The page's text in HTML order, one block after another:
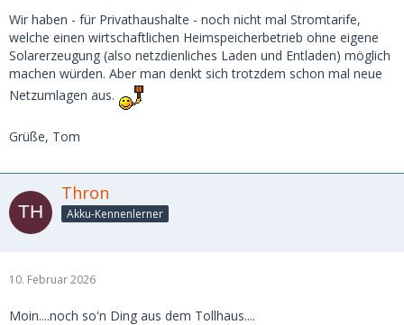
Wir haben - für Privathaushalte - noch nicht mal Stromtarife,
welche einen wirtschaftlichen Heimspeicherbetrieb ohne eigene
Solarerzeugung (also netzdienliches Laden und Entladen) möglich
machen würden. Aber man denkt sich trotzdem schon mal neue
Netzumlagen aus.
Grüße, Tom
Thron
Akku-Kennenlerner
10. Februar 2026
Moin....noch so'n Ding aus dem Tollhaus....